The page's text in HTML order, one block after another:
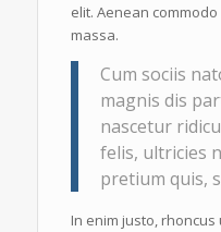
elit. Aenean
massa.
Cum sociis
magnis dis
nascetur
felis, ultricies
pretium quis,
In enim justo,